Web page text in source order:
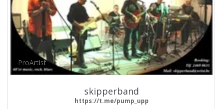
ProArtist
skipperband
https://t.me/pump_upp